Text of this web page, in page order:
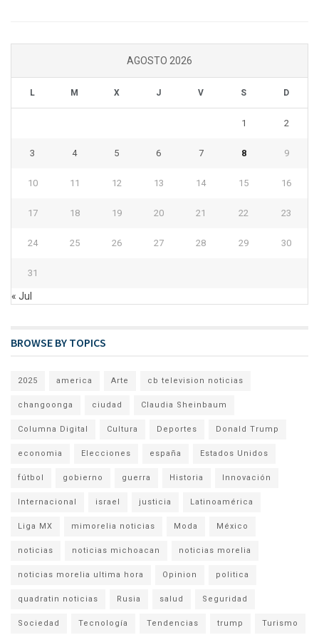
AGOSTO 2026
L M X J V S D
1 2
3 4 5 6 7 8 9
10 11 12 13 14 15 16
17 18 19 20 21 22 23
24 25 26 27 28 29 30
31
« Jul
BROWSE BY TOPICS
2025 america Arte cb television noticias
changoonga ciudad Claudia Sheinbaum
Columna Digital Cultura Deportes Donald Trump
economia Elecciones españa Estados Unidos
fútbol gobierno guerra Historia Innovación
Internacional israel justicia Latinoamérica
Liga MX mimorelia noticias Moda México
noticias noticias michoacan noticias morelia
noticias morelia ultima hora Opinion politica
quadratin noticias Rusia salud Seguridad
Sociedad Tecnología Tendencias trump Turismo